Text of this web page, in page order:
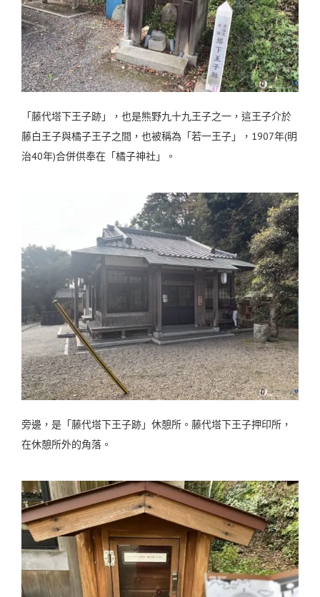
「藤代塔下王子跡」，也是熊野九十九王子之一，這王子介於
藤白王子與橘子王子之間，也被稱為「若一王子」，1907年(明
治40年)合併供奉在「橘子神社」。
旁邊，是「藤代塔下王子跡」休憩所。藤代塔下王子押印所，
在休憩所外的角落。